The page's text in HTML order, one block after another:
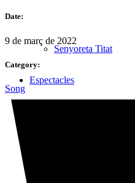
Espectacles
Senyoreta Titat
Date:
9 de març de 2022
Category:
Song